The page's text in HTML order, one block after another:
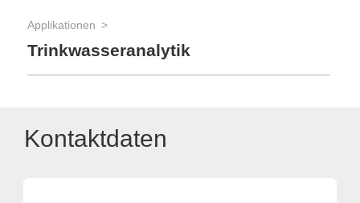
Applikationen
Trinkwasseranalytik
Kontaktdaten